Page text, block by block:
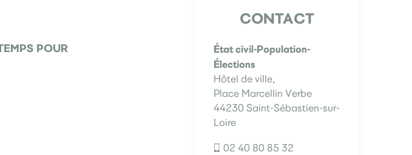
POUR
CONTACT
État civil-Population-
Élections
Hôtel de ville,
Place Marcellin Verbe
44230 Saint-Sébastien-sur-
Loire
02 40 80 85 32